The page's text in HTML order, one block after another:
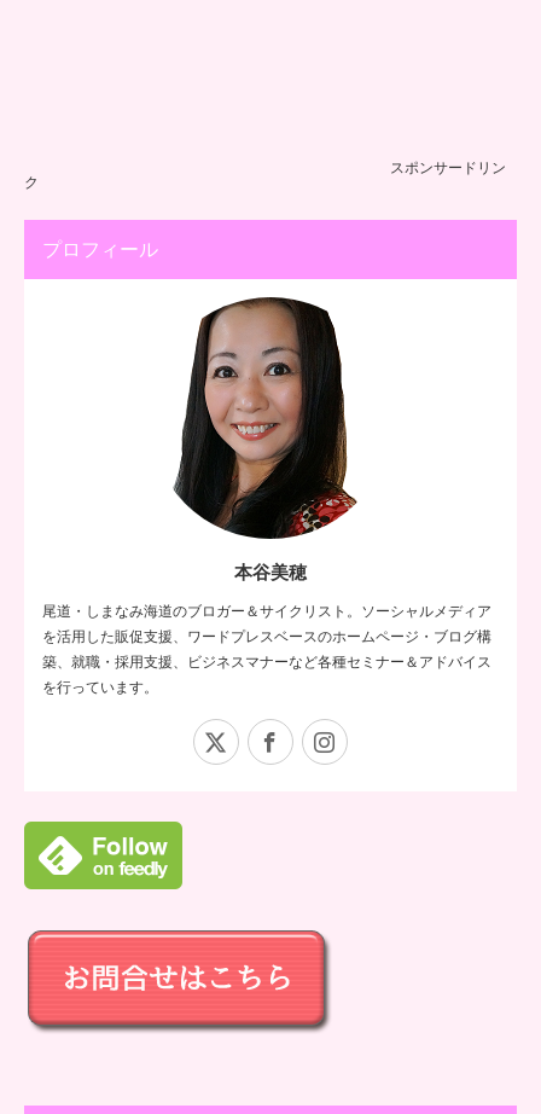
スポンサードリン
ク
プロフィール
本谷美穂
尾道・しまなみ海道のブロガー＆サイクリスト。ソーシャルメディア
を活用した販促支援、ワードプレスベースのホームページ・ブログ構
築、就職・採用支援、ビジネスマナーなど各種セミナー＆アドバイス
を行っています。
Facebook